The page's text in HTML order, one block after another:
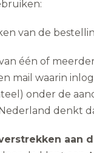
van de
één of
mail waarin
onder de
denkt
aan